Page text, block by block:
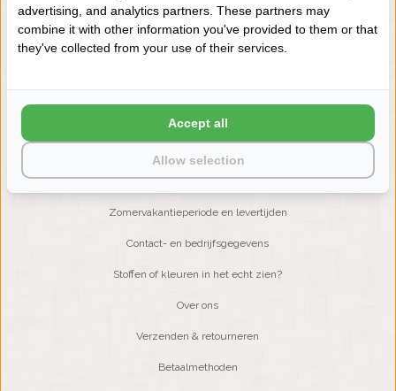
Wilt u op de hoogte blijven?
Word lid van onze mailinglijst:
KLANTENSERVICE
Zomervakantieperiode en levertijden
Contact- en bedrijfsgegevens
Stoffen of kleuren in het echt zien?
Over ons
Verzenden & retourneren
Betaalmethoden
advertising, and analytics partners. These partners may
combine it with other information you've provided to them or that
they've collected from your use of their services.
Allow selection
Accept all